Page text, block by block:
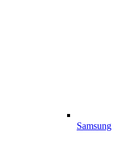
Samsung